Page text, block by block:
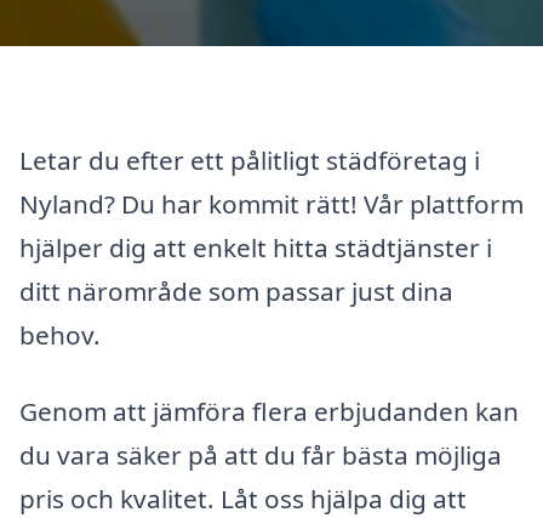
Letar du efter ett pålitligt städföretag i
Nyland? Du har kommit rätt! Vår plattform
hjälper dig att enkelt hitta städtjänster i
ditt närområde som passar just dina
behov.
Genom att jämföra flera erbjudanden kan
du vara säker på att du får bästa möjliga
pris och kvalitet. Låt oss hjälpa dig att